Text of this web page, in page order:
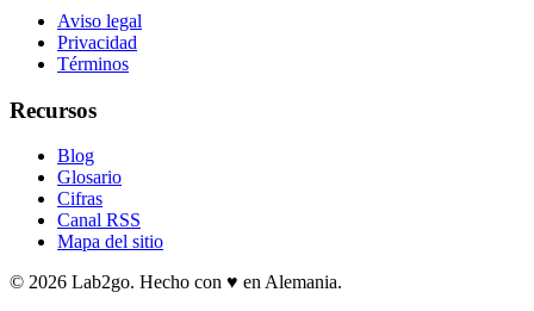
Aviso legal
Privacidad
Términos
Recursos
Blog
Glosario
Cifras
Canal RSS
Mapa del sitio
© 2026 Lab2go. Hecho con ♥ en Alemania.